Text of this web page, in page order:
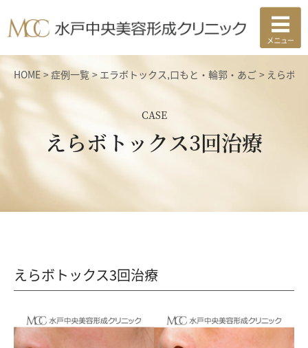
HOME 症例一覧 エラボトックス,口もと・輪郭・あご えらボ
CASE
えらボトックス3回治療
えらボトックス3回治療